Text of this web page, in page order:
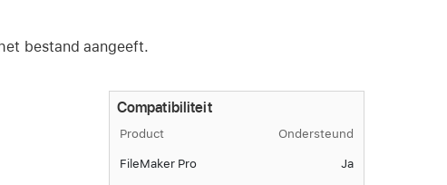
bestand aangeeft.
Compatibiliteit
Product Ondersteund
FileMaker Pro Ja